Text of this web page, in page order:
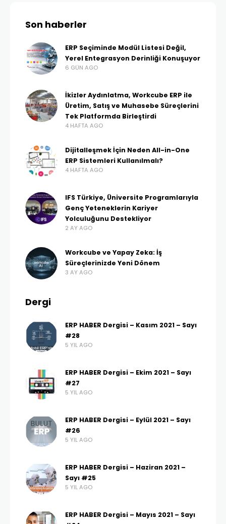
Son haberler
ERP Seçiminde Modül Listesi Değil,
Yerel Entegrasyon Derinliği Konuşuyor
6 GÜN AGO
İkizler Aydınlatma, Workcube ERP ile
Üretim, Satış ve Muhasebe Süreçlerini
Tek Platformda Birleştirdi
4 HAFTA AGO
Dijitalleşmek İçin Neden All-in-One
ERP Sistemleri Kullanılmalı?
4 HAFTA AGO
IFS Türkiye, Üniversite Programlarıyla
Genç Yeteneklerin Kariyer
Yolculuğunu Destekliyor
2 AY AGO
Workcube ve Yapay Zeka: İş
Süreçlerinizde Yeni Dönem
3 AY AGO
Dergi
ERP HABER Dergisi – Kasım 2021 – Sayı
#28
5 YIL AGO
ERP HABER Dergisi – Ekim 2021 – Sayı
#27
5 YIL AGO
ERP HABER Dergisi – Eylül 2021 – Sayı
#26
5 YIL AGO
ERP HABER Dergisi – Haziran 2021 –
Sayı #25
5 YIL AGO
ERP HABER Dergisi – Mayıs 2021 – Sayı